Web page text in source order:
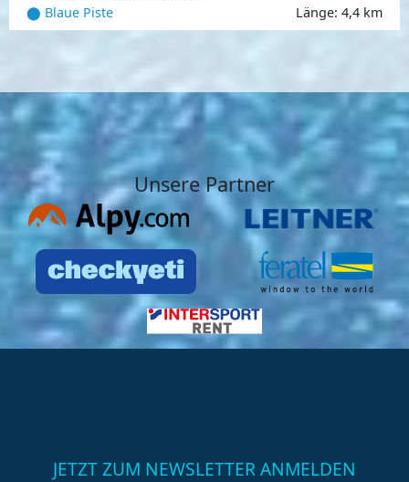
⬤ Blaue Piste Länge: 4,4 km
Unsere Partner
JETZT ZUM NEWSLETTER ANMELDEN